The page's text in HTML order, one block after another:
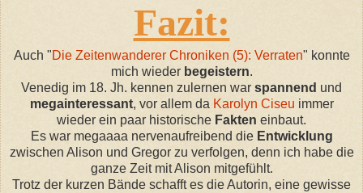
Fazit:
Auch "Die Zeitenwanderer Chroniken (5): Verraten" konnte
mich wieder begeistern.
Venedig im 18. Jh. kennen zulernen war spannend und
megainteressant, vor allem da Karolyn Ciseu immer
wieder ein paar historische Fakten einbaut.
Es war megaaaanervenaufreibend die Entwicklung
zwischen Alison und Gregor zu verfolgen, denn ich habe die
ganze Zeit mit Alison mitgefühlt.
Trotz der kurzen Bände schafft es die Autorin, eine gewisse